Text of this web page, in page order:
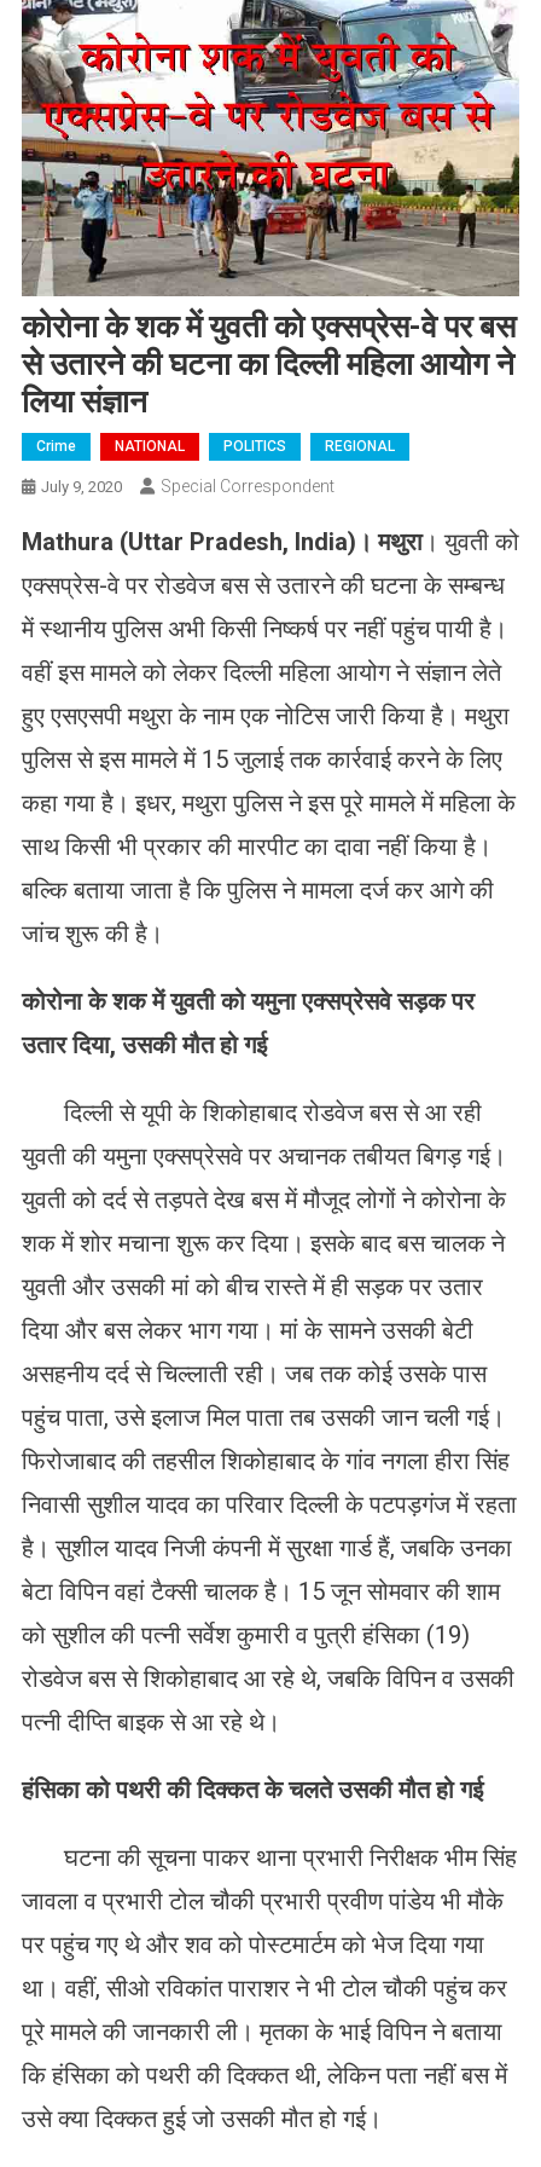
कोरोना के शक में युवती को एक्सप्रेस-वे पर बस
से उतारने की घटना का दिल्ली महिला आयोग ने
लिया संज्ञान
Crime NATIONAL POLITICS REGIONAL
July 9, 2020 Special Correspondent
Mathura (Uttar Pradesh, India) । मथुरा। युवती को
एक्सप्रेस-वे पर रोडवेज बस से उतारने की घटना के सम्बन्ध
में स्थानीय पुलिस अभी किसी निष्कर्ष पर नहीं पहुंच पायी है।
वहीं इस मामले को लेकर दिल्ली महिला आयोग ने संज्ञान लेते
हुए एसएसपी मथुरा के नाम एक नोटिस जारी किया है। मथुरा
पुलिस से इस मामले में 15 जुलाई तक कार्रवाई करने के लिए
कहा गया है। इधर, मथुरा पुलिस ने इस पूरे मामले में महिला के
साथ किसी भी प्रकार की मारपीट का दावा नहीं किया है।
बल्कि बताया जाता है कि पुलिस ने मामला दर्ज कर आगे की
जांच शुरू की है।
कोरोना के शक में युवती को यमुना एक्सप्रेसवे सड़क पर
उतार दिया,उसकी मौत हो गई
दिल्ली से यूपी के शिकोहाबाद रोडवेज बस से आ रही
युवती की यमुना एक्सप्रेसवे पर अचानक तबीयत बिगड़ गई।
युवती को दर्द से तड़पते देख बस में मौजूद लोगों ने कोरोना के
शक में शोर मचाना शुरू कर दिया। इसके बाद बस चालक ने
युवती और उसकी मां को बीच रास्ते में ही सड़क पर उतार
दिया और बस लेकर भाग गया। मां के सामने उसकी बेटी
असहनीय दर्द से चिल्लाती रही। जब तक कोई उसके पास
पहुंच पाता, उसे इलाज मिल पाता तब उसकी जान चली गई।
फिरोजाबाद की तहसील शिकोहाबाद के गांव नगला हीरा सिंह
निवासी सुशील यादव का परिवार दिल्ली के पटपड़गंज में रहता
है। सुशील यादव निजी कंपनी में सुरक्षा गार्ड हैं, जबकि उनका
बेटा विपिन वहां टैक्सी चालक है। 15 जून सोमवार की शाम
को सुशील की पत्नी सर्वेश कुमारी व पुत्री हंसिका (19)
रोडवेज बस से शिकोहाबाद आ रहे थे, जबकि विपिन व उसकी
पत्नी दीप्ति बाइक से आ रहे थे।
हंसिका को पथरी की दिक्कत के चलते उसकी मौत हो गई
घटना की सूचना पाकर थाना प्रभारी निरीक्षक भीम सिंह
जावला व प्रभारी टोल चौकी प्रभारी प्रवीण पांडेय भी मौके
पर पहुंच गए थे और शव को पोस्टमार्टम को भेज दिया गया
था। वहीं, सीओ रविकांत पाराशर ने भी टोल चौकी पहुंच कर
पूरे मामले की जानकारी ली। मृतका के भाई विपिन ने बताया
कि हंसिका को पथरी की दिक्कत थी, लेकिन पता नहीं बस में
उसे क्या दिक्कत हुई जो उसकी मौत हो गई।